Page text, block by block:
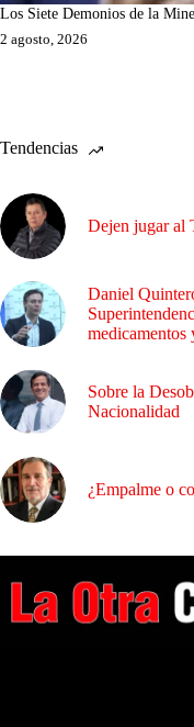
Los Siete Demonios de la
2 agosto, 2026
Tendencias
Dejen jugar al
Daniel
medicamentos
Sobre la
Nacionalidad
¿Empalme o